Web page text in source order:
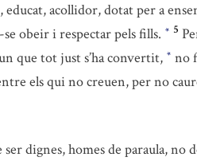
educat, acollidor, dotat per a
obeir i respectar pels fills. * 5
que tot just s’ha convertit, * no
els qui no creuen, per no
ser dignes, homes de paraula,